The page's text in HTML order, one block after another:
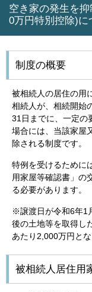
空き家の発生を
0万円特別控除)に
制度の概要
被相続人の居住の用
相続人が、相続開始
31日までに、一定の
場合には、当該家屋
除される制度です。
特例を受けるために
用家屋等確認書」の
る必要があります。
※譲渡日が令和6年1
後の土地等を取得し
あたり2,000万円とな
被相続人居住用